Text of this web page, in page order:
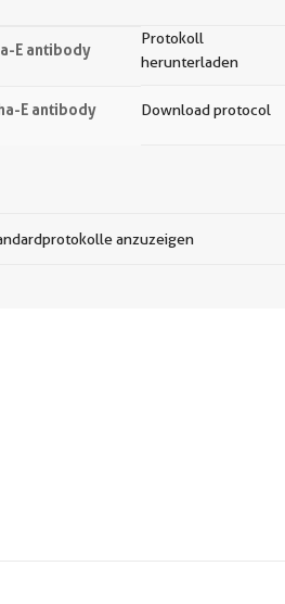
E antibody
Protokoll
herunterladen
E antibody
Download protocol
anzuzeigen